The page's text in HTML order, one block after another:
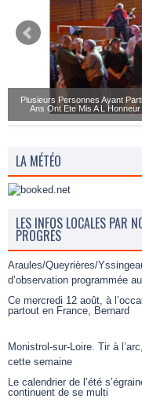
Plusieurs Personnes Ayant
Ans Ont Ete Mis A L
LA MÉTÉO
LES INFOS LOCALES PAR
PROGRÈS
Araules/Queyrières/
d’observation programmée
Ce mercredi 12 août, à
partout en France, Bernard
Monistrol-sur-Loire. Tir à
cette semaine
Le calendrier de l’été
continuent de se multi